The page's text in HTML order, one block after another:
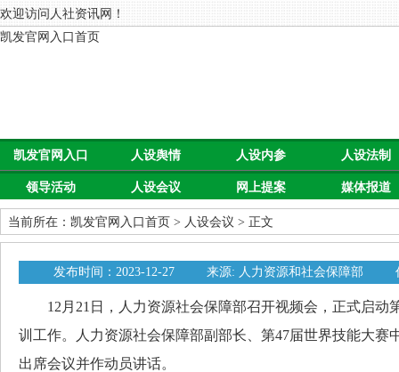
欢迎访问人社资讯网！
凯发官网入口首页
凯发官网入口
首页
人设舆情 人设内参 人设法制
领导活动 人设会议 网上提案 媒体报道
当前所在： 凯发官网入口首页 > 人设会议 > 正文
发布时间：2023-12-27 来源: 人力资源和社会保障部
12月21日，人力资源社会保障部召开视频会，正式启动
训工作。人力资源社会保障部副部长、第47届世界技能大赛
出席会议并作动员讲话。